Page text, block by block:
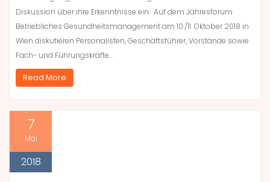
Diskussion über ihre Erkenntnisse ein. Auf dem Jahresforum
Betriebliches Gesundheitsmanagement am 10./11. Oktober 2018 in
Wien diskutieren Personalisten, Geschäftsführer, Vorstände sowie
Fach- und Führungskräfte…
Read More
7
Mai
2018